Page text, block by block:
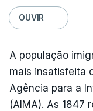
OUVIR
A população
mais insatisfeita
Agência para a
(AIMA). As 1847